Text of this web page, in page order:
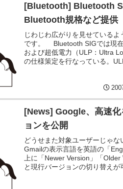
[Bluetooth] Bluetooth
Bluetooth規格など提供
じわじわ広がりを見せている
です。 Bluetooth SIGでは現
および超低電力（ULP：Ultra
の仕様策定を行なっている。
る予定。従来より提供してい
[News] Google、高速
ョンを公開
どうせまた対象ユーザーじゃ
Gmailの表示言語を英語の「
上に「Newer Version」「
と現行バージョンの切り替えが